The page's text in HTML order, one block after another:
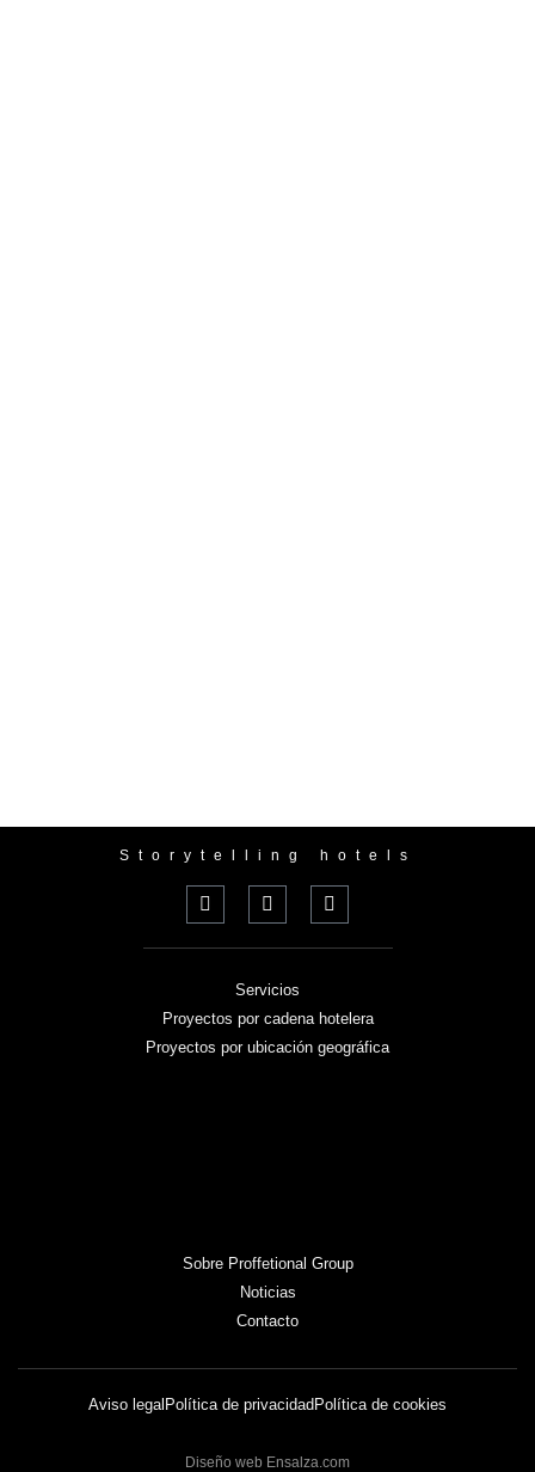
Storytelling hotels
Servicios
Proyectos por cadena hotelera
Proyectos por ubicación geográfica
Sobre Proffetional Group
Noticias
Contacto
Aviso legal Política de privacidad Política de cookies
Diseño web Ensalza.com